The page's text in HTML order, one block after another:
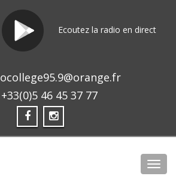
Ecoutez la radio en direct
+33(0)5 46 45 37 77